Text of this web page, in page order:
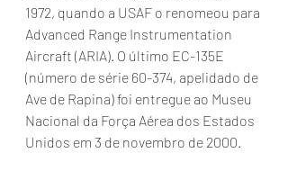
1972, quando a USAF o renomeou para
Advanced Range Instrumentation
Aircraft (ARIA). O último EC-135E
(número de série 60-374, apelidado de
Ave de Rapina) foi entregue ao Museu
Nacional da Força Aérea dos Estados
Unidos em 3 de novembro de 2000.